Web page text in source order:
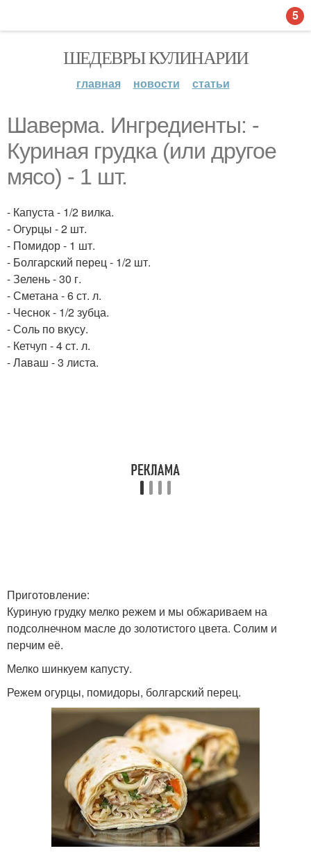
ШЕДЕВРЫ КУЛИНАРИИ
главная новости статьи
Шаверма. Ингредиенты: -
Куриная грудка (или другое
мясо) - 1 шт.
- Капуста - 1/2 вилка.
- Огурцы - 2 шт.
- Помидор - 1 шт.
- Болгарский перец - 1/2 шт.
- Зелень - 30 г.
- Сметана - 6 ст. л.
- Чеснок - 1/2 зубца.
- Соль по вкусу.
- Кетчуп - 4 ст. л.
- Лаваш - 3 листа.
Приготовление:
Куриную грудку мелко режем и мы обжариваем на
подсолнечном масле до золотистого цвета. Солим и
перчим её.
Мелко шинкуем капусту.
Режем огурцы, помидоры, болгарский перец.
5